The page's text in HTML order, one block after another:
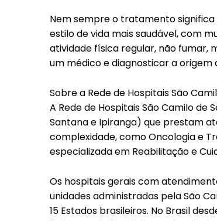
Nem sempre o tratamento
estilo de vida mais saudável, com
atividade física regular, não fumar,
um médico e diagnosticar a
Sobre a Rede de Hospitais São
A Rede de Hospitais São Camilo de
Santana e Ipiranga) que prestam
complexidade, como Oncologia e
especializada em Reabilitação e
Os hospitais gerais com
unidades administradas pela São
15 Estados brasileiros. No Brasil